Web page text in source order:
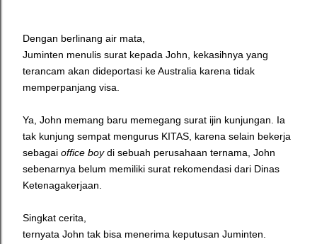
Dengan berlinang air mata,
Juminten menulis surat kepada John, kekasihnya yang
terancam akan dideportasi ke Australia karena tidak
memperpanjang visa.
Ya, John memang baru memegang surat ijin kunjungan. Ia
tak kunjung sempat mengurus KITAS, karena selain bekerja
sebagai office boydi sebuah perusahaan ternama, John
sebenarnya belum memiliki surat rekomendasi dari Dinas
Ketenagakerjaan.
Singkat cerita,
ternyata John tak bisa menerima keputusan Juminten.